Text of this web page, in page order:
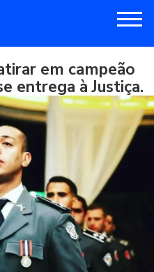
em campeão
entrega à Justiça.